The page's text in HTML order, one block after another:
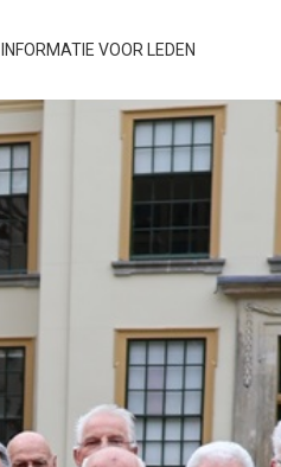
INFORMATIE VOOR LEDEN